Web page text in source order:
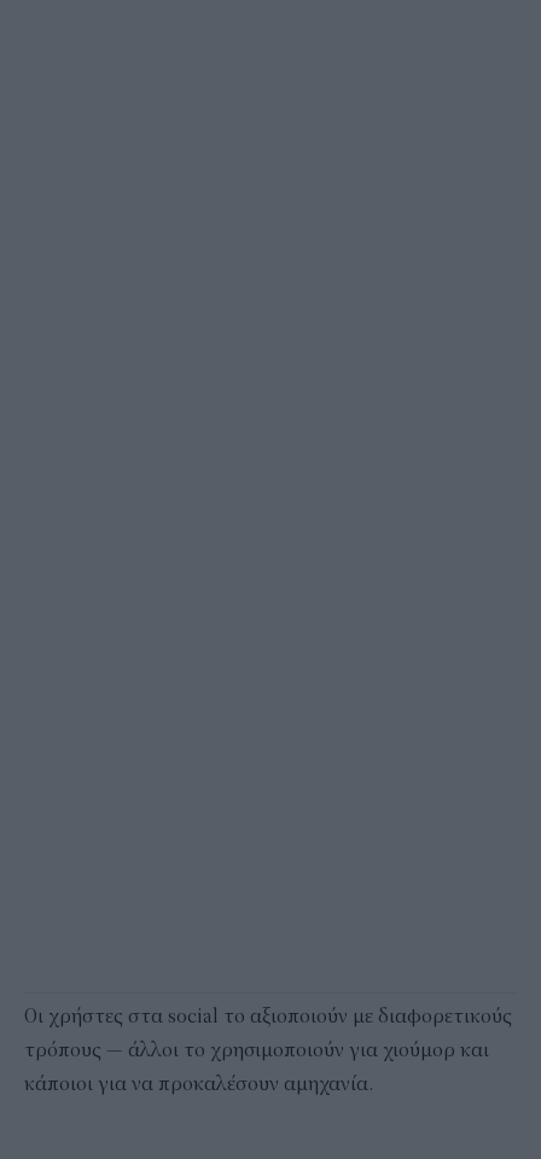
Οι χρήστες στα social το αξιοποιούν με διαφορετικούς
τρόπους — άλλοι το χρησιμοποιούν για χιούμορ και
κάποιοι για να προκαλέσουν αμηχανία.